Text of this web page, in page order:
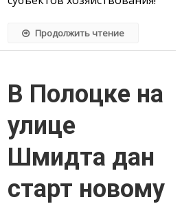
Продолжить чтение
В Полоцке на
улице
Шмидта дан
старт новому